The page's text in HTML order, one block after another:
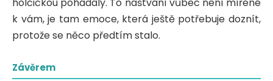
holčičkou pohádaly. To naštvání vůbec není mířené
k vám, je tam emoce, která ještě potřebuje doznít,
protože se něco předtím stalo.
Závěrem